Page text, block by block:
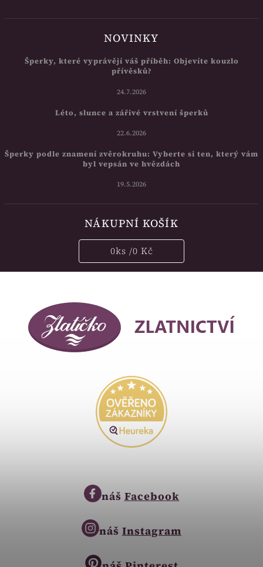
NOVINKY
Šperky, které vyprávějí váš příběh: Objevíte kouzlo
přívěsků?
24.7.2026
Léto, slunce a zářivé vrstvení šperků
22.6.2026
Šperky podle znamení zvěrokruhu: Vyberte si ten, který vám
byl vepsán ve hvězdách
19.5.2026
NÁKUPNÍ KOŠÍK
0ks /0 Kč
náš Facebook
náš Instagram